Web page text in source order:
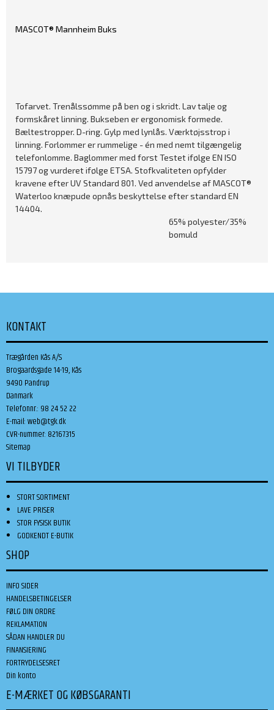
MASCOT® Mannheim Buks
Tofarvet. Trenålssømme på ben og i skridt. Lav talje og
formskåret linning. Bukseben er ergonomisk formede.
Bæltestropper. D-ring. Gylp med lynlås. Værktøjsstrop i
linning. Forlommer er rummelige - én med nemt tilgængelig
telefonlomme. Baglommer med forst Testet ifølge EN ISO
15797 og vurderet ifølge ETSA. Stofkvaliteten opfylder
kravene efter UV Standard 801. Ved anvendelse af MASCOT®
Waterloo knæpude opnås beskyttelse efter standard EN
14404.
65% polyester/35%
bomuld
KONTAKT
Trægården Kås A/S
Brogaardsgade 14-19, Kås
9490 Pandrup
Danmark
Telefonnr.: 98 24 52 22
E-mail:web@tgk.dk
CVR-nummer: 82167315
Sitemap
VI TILBYDER
STORT SORTIMENT
LAVE PRISER
STOR FYSISK BUTIK
GODKENDT E-BUTIK
SHOP
INFO SIDER
HANDELSBETINGELSER
FØLG DIN ORDRE
REKLAMATION
SÅDAN HANDLER DU
FINANSIERING
FORTRYDELSESRET
Din konto
E-MÆRKET OG KØBSGARANTI